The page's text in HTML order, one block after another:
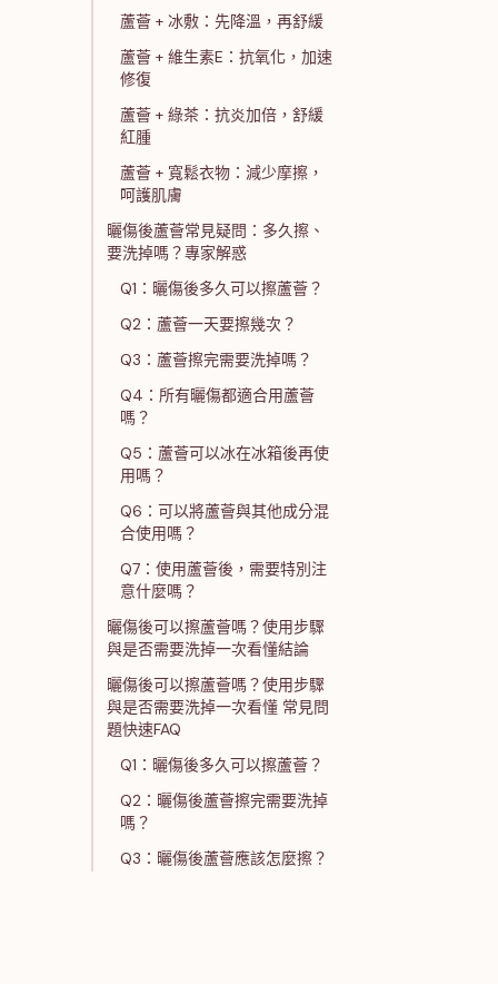
蘆薈 + 冰敷：先降溫，再舒緩
蘆薈 + 維生素E：抗氧化，加速
修復
蘆薈 + 綠茶：抗炎加倍，舒緩
紅腫
蘆薈 + 寬鬆衣物：減少摩擦，
呵護肌膚
曬傷後蘆薈常見疑問：多久擦、
要洗掉嗎？專家解惑
Q1：曬傷後多久可以擦蘆薈？
Q2：蘆薈一天要擦幾次？
Q3：蘆薈擦完需要洗掉嗎？
Q4：所有曬傷都適合用蘆薈
嗎？
Q5：蘆薈可以冰在冰箱後再使
用嗎？
Q6：可以將蘆薈與其他成分混
合使用嗎？
Q7：使用蘆薈後，需要特別注
意什麼嗎？
曬傷後可以擦蘆薈嗎？使用步驟
與是否需要洗掉一次看懂結論
曬傷後可以擦蘆薈嗎？使用步驟
與是否需要洗掉一次看懂 常見問
題快速FAQ
Q1：曬傷後多久可以擦蘆薈？
Q2：曬傷後蘆薈擦完需要洗掉
嗎？
Q3：曬傷後蘆薈應該怎麼擦？